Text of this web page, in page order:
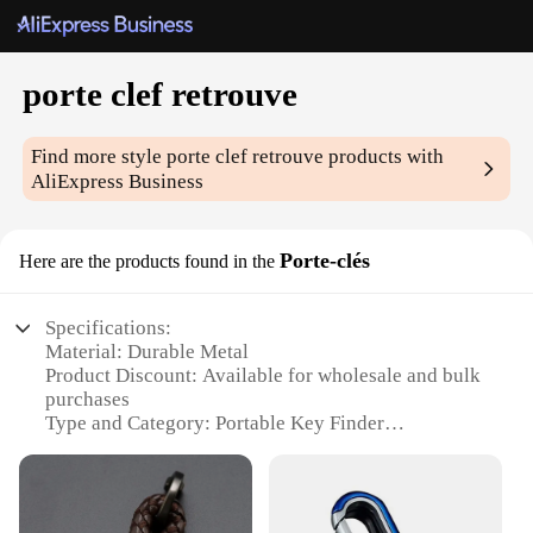
porte clef retrouve
Find more styleporte clef retrouve products with
AliExpress Business
Here are the products found in the Porte-clés
Specifications:
Material: Durable Metal
Product Discount: Available for wholesale and bulk
purchases
Type and Category: Portable Key Finder
Usage and Purpose: Helps locate misplaced keys
Typical Adaptive Scenario: Ideal for busy
individuals and families